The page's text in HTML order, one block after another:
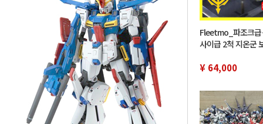
Fleetmo_파조크급
사이급 2척 지온군
고 키트_건프라_
¥ 64,000